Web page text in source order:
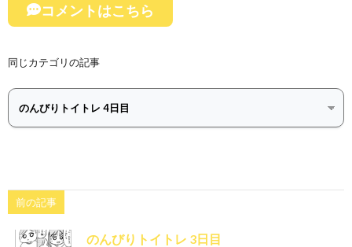
コメントはこちら
同じカテゴリの記事
前の記事
のんびりトイトレ 3日目